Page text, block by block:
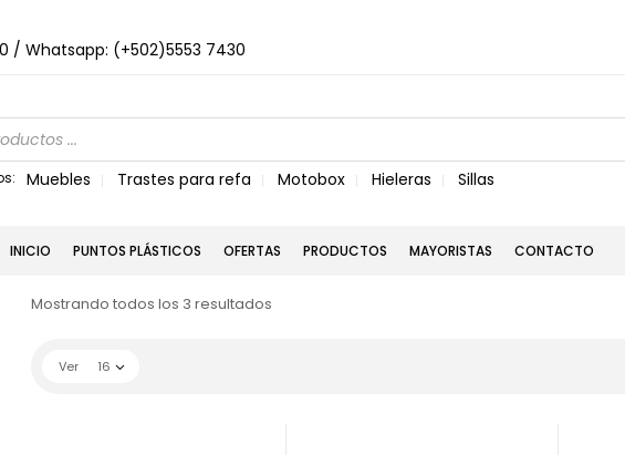
/ Whatsapp: (+502)5553 7430
Muebles Trastes para refa Motobox Hieleras Sillas
INICIO PUNTOS PLÁSTICOS OFERTAS PRODUCTOS MAYORISTAS CONTACTO
Mostrando todos los 3 resultados
Ver 16